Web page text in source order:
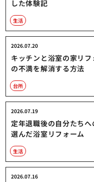
した体験記
生活
キッチンと浴室の家リ
の不満を解消する方法
2026.07.20
台所
定年退職後の自分たち
選んだ浴室リフォーム
2026.07.19
生活
2026.07.16